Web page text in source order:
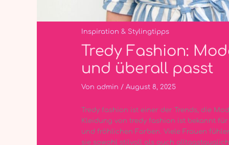
Inspiration & Stylingtipps
Tredy Fashion:
und überall passt
Von admin / August 8, 2025
Tredy fashion ist einer der Trends, die
Kleidung von tredy fashion ist bekannt
und fröhlichen Farben. Viele Frauen
sie sowohl stilvoll als auch